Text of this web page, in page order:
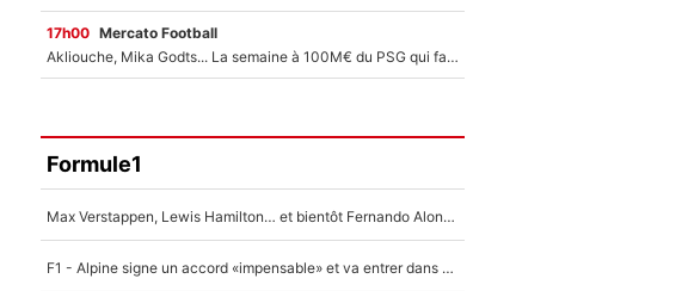
17h00 Mercato Football
Akliouche, Mika Godts... La semaine à 100M€ du PSG qui fait basculer le mercato du PSG !
Formule1
Max Verstappen, Lewis Hamilton… et bientôt Fernando Alonso ? Le classement des pilotes les mieux payés en Formule 1 risque de changer !
F1 - Alpine signe un accord «impensable» et va entrer dans une nouvelle dimension : Grande nouvelle pour Pierre Gasly !